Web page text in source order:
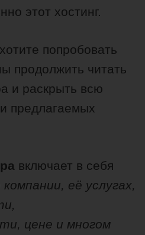
этот хостинг.
попробовать
продолжить читать
и раскрыть всю
предлагаемых
включает в себя
её услугах,
цене и многом